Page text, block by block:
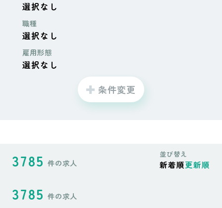
選択なし
職種
選択なし
雇用形態
選択なし
条件変更
3785 件の求人
並び替え
新着順更新順
3785 件の求人